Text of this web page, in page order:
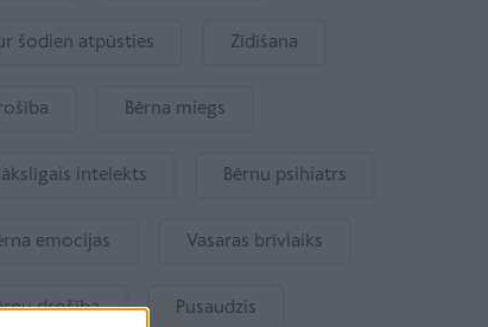
šodien atpūsties Zīdīšana
Bērna miegs
intelekts Bērnu psihiatrs
emocijas Vasaras brīvlaiks
drošība Pusaudzis